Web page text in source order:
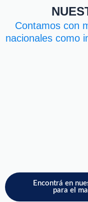
Contamos con
nacionales como
Encontrá en
para el